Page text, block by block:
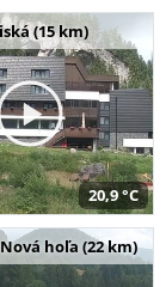
(15 km)
20,9 °C
hoľa (22 km)